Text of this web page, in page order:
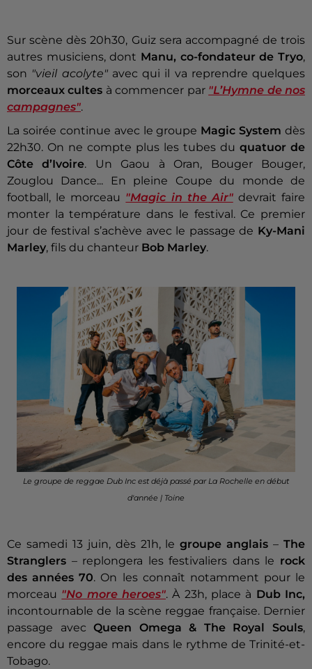
Sur scène dès 20h30, Guiz sera accompagné de trois
autres musiciens, dont Manu, co-fondateur de Tryo,
son "vieil acolyte"avec qui il va reprendre quelques
morceaux cultes à commencer par "L’Hymne de nos
campagnes".
La soirée continue avec le groupe Magic System dès
22h30. On ne compte plus les tubes du quatuor de
Côte d’Ivoire. Un Gaou à Oran, Bouger Bouger,
Zouglou Dance... En pleine Coupe du monde de
football, le morceau "Magic in the Air"devrait faire
monter la température dans le festival. Ce premier
jour de festival s’achève avec le passage de Ky-Mani
Marley, fils du chanteur Bob Marley.
Le groupe de reggae Dub Inc est déjà passé par La Rochelle en début
d'année | Toine
Ce samedi 13 juin, dès 21h, legroupe anglais –The
Stranglers – replongera les festivaliers dans le rock
des années 70. On les connaît notamment pour le
morceau "No more heroes". À 23h, place à Dub Inc,
incontournable de la scène reggae française. Dernier
passage avecQueen Omega & The Royal Souls,
encore du reggae mais dans le rythme de Trinité-et-
Tobago.